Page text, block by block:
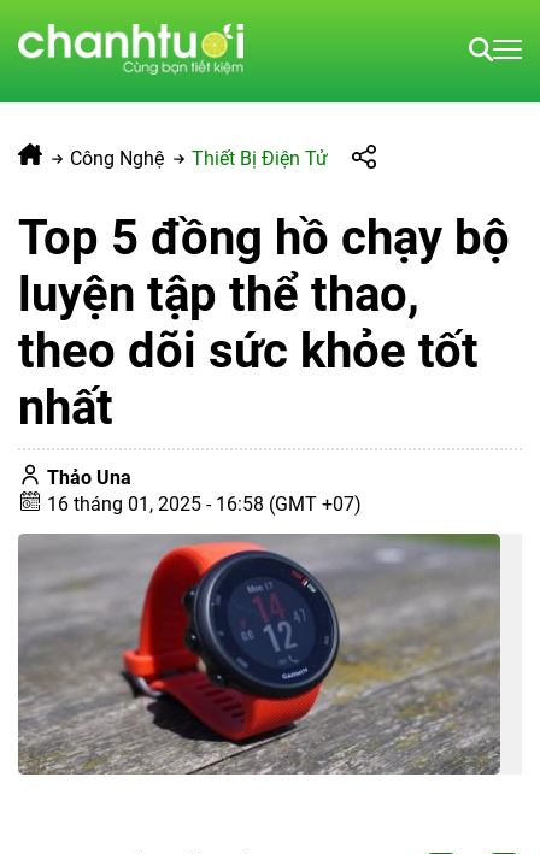
Công Nghệ Thiết Bị Điện Tử
Top 5 đồng hồ chạy bộ
luyện tập thể thao,
theo dõi sức khỏe tốt
nhất
Thảo Una
16 tháng 01, 2025 - 16:58 (GMT +07)